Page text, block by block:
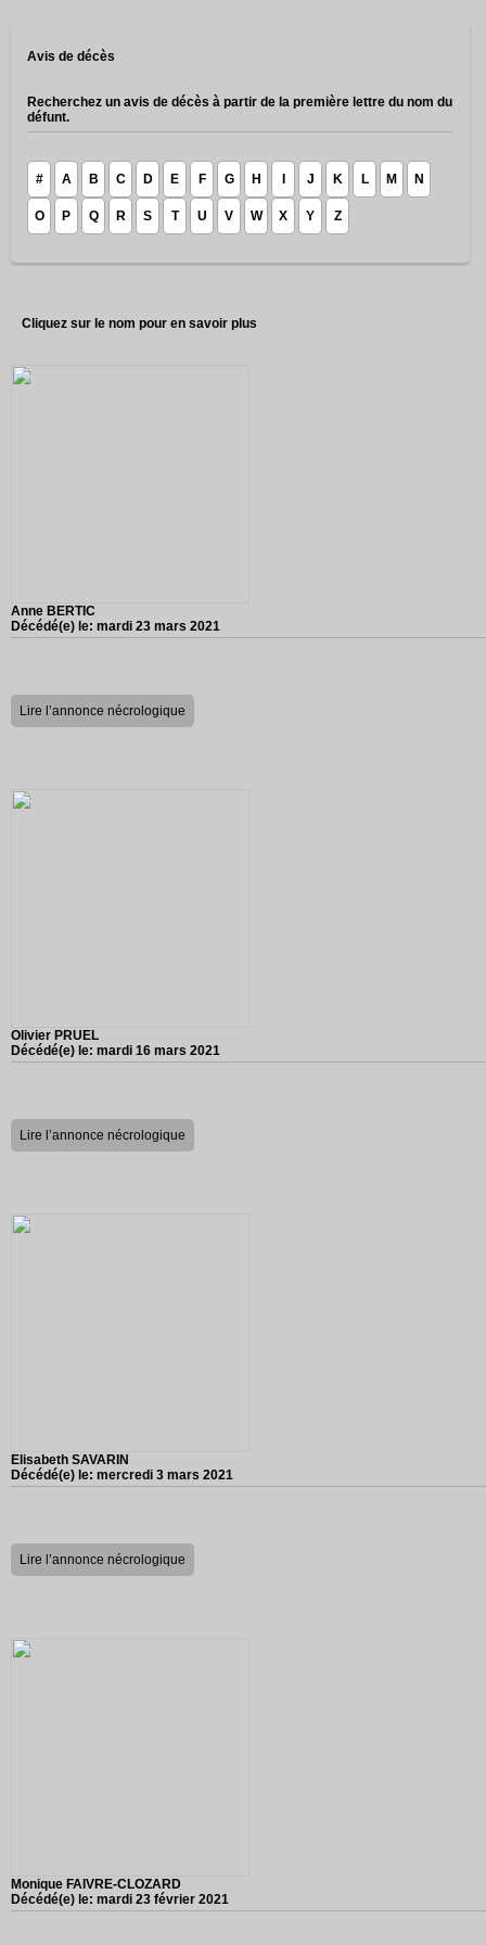
Avis de décès
Recherchez un avis de décès à partir de la première lettre du nom du
défunt.
# A B C D E F G H J K L M N
O P Q R S T U V W X Y Z
Cliquez sur le nom pour en savoir plus
Anne BERTIC
Décédé(e) le: mardi 23 mars 2021
Lire l’annonce nécrologique
Olivier PRUEL
Décédé(e) le: mardi 16 mars 2021
Lire l’annonce nécrologique
Elisabeth SAVARIN
Décédé(e) le: mercredi 3 mars 2021
Lire l’annonce nécrologique
Monique FAIVRE-CLOZARD
Décédé(e) le: mardi 23 février 2021